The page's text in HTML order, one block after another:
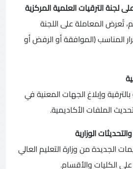
لجنة الترقيات العلمية المركزية
تُعرض المعاملة على اللجنة
المناسب (الموافقة أو الرفض أو
وإبلاغ الجهات المعنية في
الملفات الأكاديمية.
الوزارية
الجديدة من وزارة التعليم العالي
الكليات والأقسام.